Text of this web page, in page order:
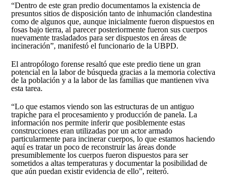
“Dentro de este gran predio documentamos la existencia de
presuntos sitios de disposición tanto de inhumación clandestina
como de algunos que, aunque inicialmente fueron dispuestos en
fosas bajo tierra, al parecer posteriormente fueron sus cuerpos
nuevamente trasladados para ser dispuestos en áreas de
incineración”, manifestó el funcionario de la UBPD.
El antropólogo forense resaltó que este predio tiene un gran
potencial en la labor de búsqueda gracias a la memoria colectiva
de la población y a la labor de las familias que mantienen viva
esta tarea.
“Lo que estamos viendo son las estructuras de un antiguo
trapiche para el procesamiento y producción de panela. La
información nos permite inferir que posiblemente estas
construcciones eran utilizadas por un actor armado
particularmente para incinerar cuerpos, lo que estamos haciendo
aquí es tratar un poco de reconstruir las áreas donde
presumiblemente los cuerpos fueron dispuestos para ser
sometidos a altas temperaturas y documentar la posibilidad de
que aún puedan existir evidencia de ello”, reiteró.